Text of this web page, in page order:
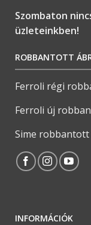
Szombaton
üzleteinkben!
ROBBANTOTT
Ferroli régi
Ferroli új
Sime
INFORMÁCIÓK